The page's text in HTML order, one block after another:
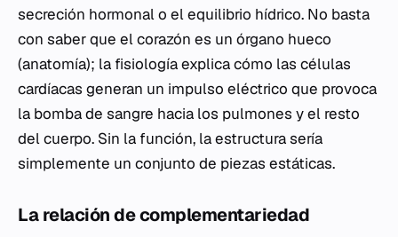
secreción hormonal o el equilibrio hídrico. No basta
con saber que el corazón es un órgano hueco
(anatomía); la fisiología explica cómo las células
cardíacas generan un impulso eléctrico que provoca
la bomba de sangre hacia los pulmones y el resto
del cuerpo. Sin la función, la estructura sería
simplemente un conjunto de piezas estáticas.
La relación de complementariedad